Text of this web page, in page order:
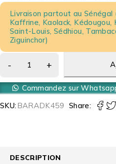
Livraison partout au Sénégal
Kaffrine, Kaolack, Kédougou,
Saint-Louis, Sédhiou,
Ziguinchor)
Commandez sur
SKU:BARADK459 Share:
DESCRIPTION